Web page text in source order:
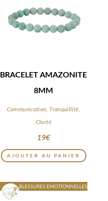
BRACELET AMAZONITE
8MM
Communication, Tranquillité,
Clarté
19€
AJOUTER AU PANIER